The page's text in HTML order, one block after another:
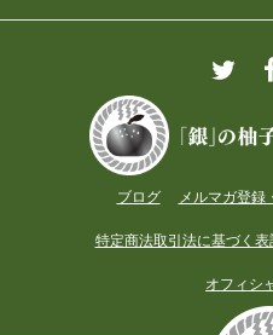
ブログ メルマガ登録
特定商法取引法に基づく表
オフィシ